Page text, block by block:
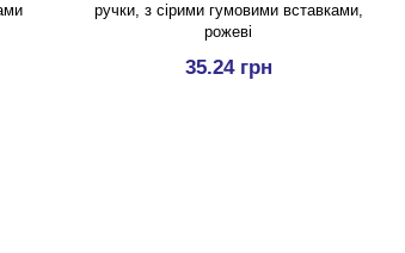
ручки, з сірими гумовими вставками,
рожеві
35.24 грн